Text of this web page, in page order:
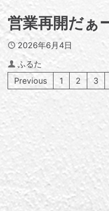
営業再開だぁ
Published
2026年6月4日
Author
ふるた
Previous
1 2 3